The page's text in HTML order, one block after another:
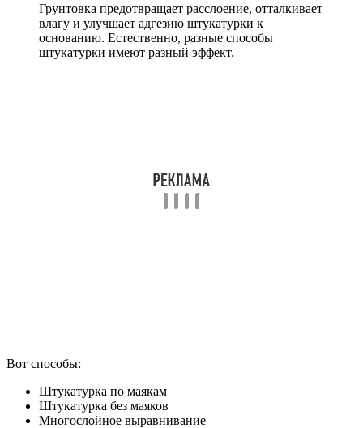
Грунтовка предотвращает расслоение, отталкивает
влагу и улучшает адгезию штукатурки к
основанию. Естественно, разные способы
штукатурки имеют разный эффект.
Вот способы:
Штукатурка по маякам
Штукатурка без маяков
Многослойное выравнивание